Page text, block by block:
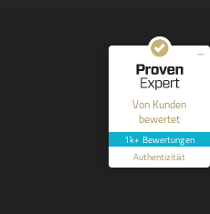
Von Kunden
bewertet
1k+ Bewertungen
Authentizität
40
Bewertungen auf
ProvenExpert.com
Blick aufs ProvenExpert-Profil werfen